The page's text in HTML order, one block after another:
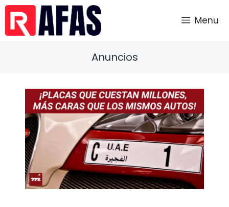
Saltar
contenido
Menu
Anuncios